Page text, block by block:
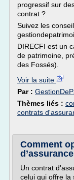
progressif sur
contrat ?
Suivez les
DIRECFI est un
de patrimoine,
des Fossés).
Voir la suite
Par :
Thèmes liés :
contrats
Comment
Un contrat
celui qui offre la